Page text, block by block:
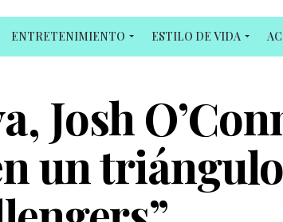
ENTRETENIMIENTO ESTILO DE VIDA
Josh
un triángulo